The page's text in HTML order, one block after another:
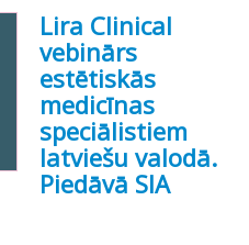
Lira Clinical
vebinārs
estētiskās
medicīnas
speciālistiem
latviešu valodā.
Piedāvā SIA